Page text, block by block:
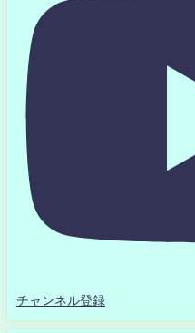
チャンネル登録